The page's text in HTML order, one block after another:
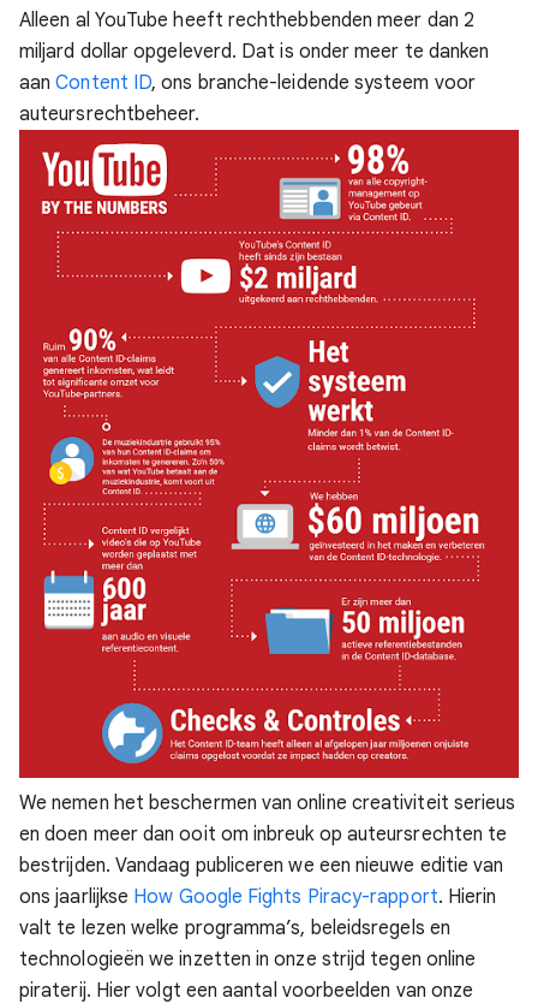
Alleen al YouTube heeft rechthebbenden meer dan 2
miljard dollar opgeleverd. Dat is onder meer te danken
aanContent ID, ons branche-leidende systeem voor
auteursrechtbeheer.
We nemen het beschermen van online creativiteit serieus
en doen meer dan ooit om inbreuk op auteursrechten te
bestrijden. Vandaag publiceren we een nieuwe editie van
ons jaarlijkse How Google Fights Piracy-rapport. Hierin
valt te lezen welke programma’s, beleidsregels en
technologieën we inzetten in onze strijd tegen online
piraterij. Hier volgt een aantal voorbeelden van onze